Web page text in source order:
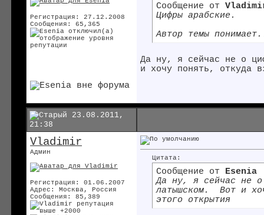
Регистрация: 27.12.2008
Сообщения: 65,365
Сообщение от
Цифры арабские.
Автор темы
Да ну, я сейчас не о
и хочу понять, откуда
23.08.2011,
21:38
Vladimir
Админ
Регистрация: 01.06.2007
Адрес: Москва, Россия
Сообщения: 85,389
Цитата:
Сообщение от
Esenia
Да ну, я сейчас не о
латышском.
Вот и
этого открытия